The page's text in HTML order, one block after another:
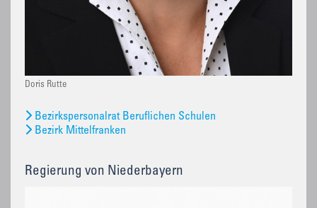
Doris Rutte
Bezirkspersonalrat Beruflichen Schulen
Bezirk Mittelfranken
Regierung von Niederbayern